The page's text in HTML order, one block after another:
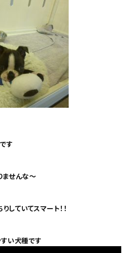
す
ませんな～
していてスマート！！
い犬種です